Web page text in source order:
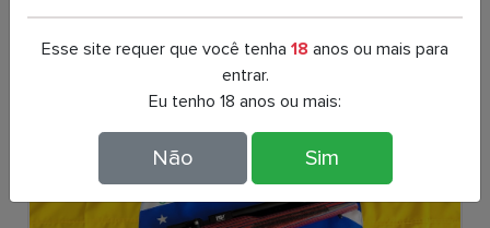
Esse site requer que você tenha 18 anos ou mais para
entrar.
Eu tenho 18 anos ou mais:
Não Sim